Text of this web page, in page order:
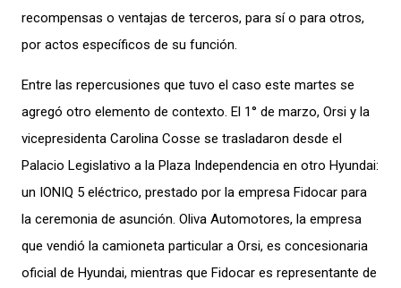
recompensas o ventajas de terceros, para sí o para otros,
por actos específicos de su función.
Entre las repercusiones que tuvo el caso este martes se
agregó otro elemento de contexto. El 1° de marzo, Orsi y la
vicepresidenta Carolina Cosse se trasladaron desde el
Palacio Legislativo a la Plaza Independencia en otro Hyundai:
un IONIQ 5 eléctrico, prestado por la empresa Fidocar para
la ceremonia de asunción. Oliva Automotores, la empresa
que vendió la camioneta particular a Orsi, es concesionaria
oficial de Hyundai, mientras que Fidocar es representante de